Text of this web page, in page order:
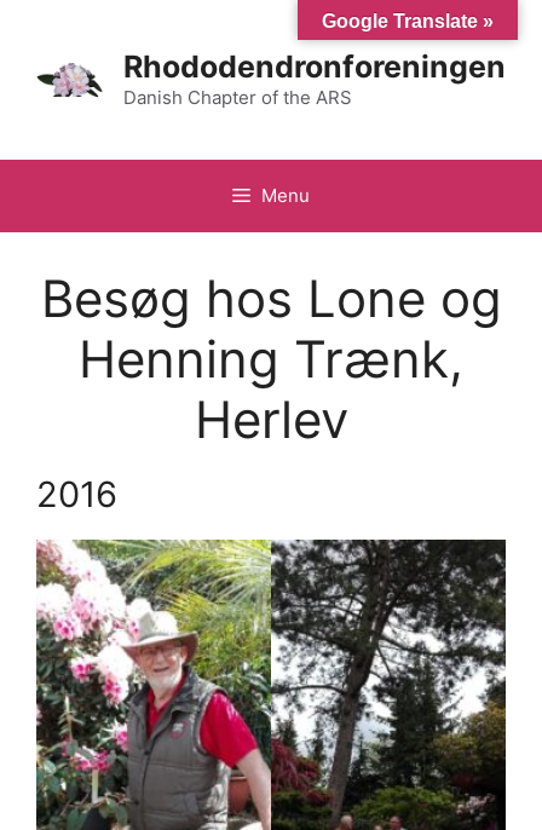
indhold
Rhododendronforeningen
Danish Chapter of the ARS
Menu
Besøg hos Lone og
Henning Trænk,
Herlev
2016
Google Translate »